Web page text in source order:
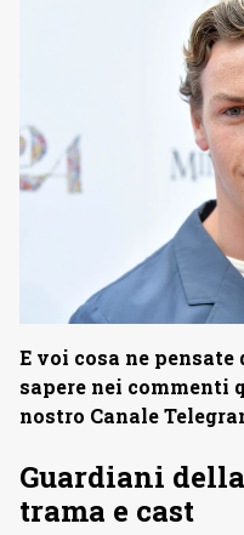
E voi cosa ne
sapere nei commenti
nostro Canale
Guardiani
trama e cast